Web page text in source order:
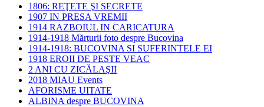
1806: REŢETE ŞI SECRETE
1907 IN PRESA VREMII
1914 RAZBOIUL IN CARICATURA
1914-1918 Mărturii foto despre Bucovina
1914-1918: BUCOVINA SI SUFERINTELE EI
1918 EROII DE PESTE VEAC
2 ANI CU ZICĂLAŞII
2018 MIAU Events
AFORISME UITATE
ALBINA despre BUCOVINA